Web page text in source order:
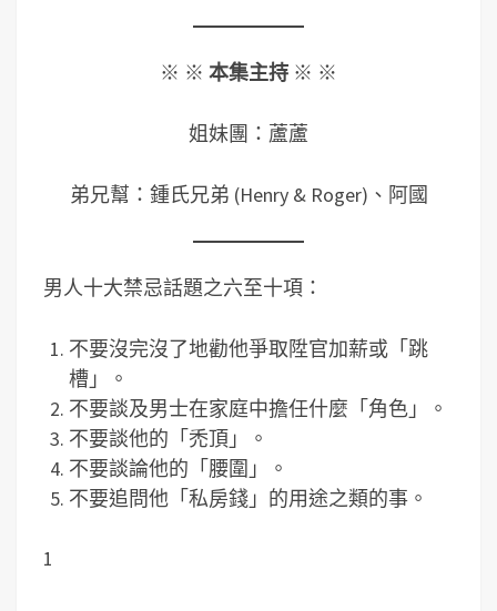
※ ※ 本集主持 ※ ※
姐妹團：蘆蘆
弟兄幫：鍾氏兄弟 (Henry & Roger)、阿國
男人十大禁忌話題之六至十項：
不要沒完沒了地勸他爭取陞官加薪或「跳
槽」。
不要談及男士在家庭中擔任什麼「角色」。
不要談他的「禿頂」。
不要談論他的「腰圍」。
不要追問他「私房錢」的用途之類的事。
1